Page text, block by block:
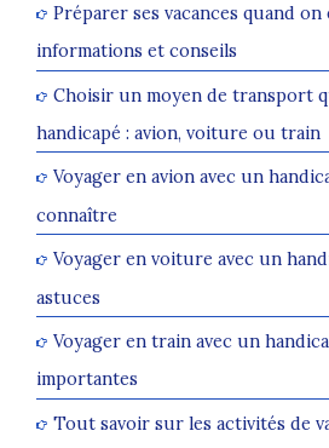
Préparer ses vacances quand on
informations et conseils
Choisir un moyen de transport
handicapé : avion, voiture ou train
Voyager en avion avec un
connaître
Voyager en voiture avec un
astuces
Voyager en train avec un
importantes
Tout savoir sur les activités de